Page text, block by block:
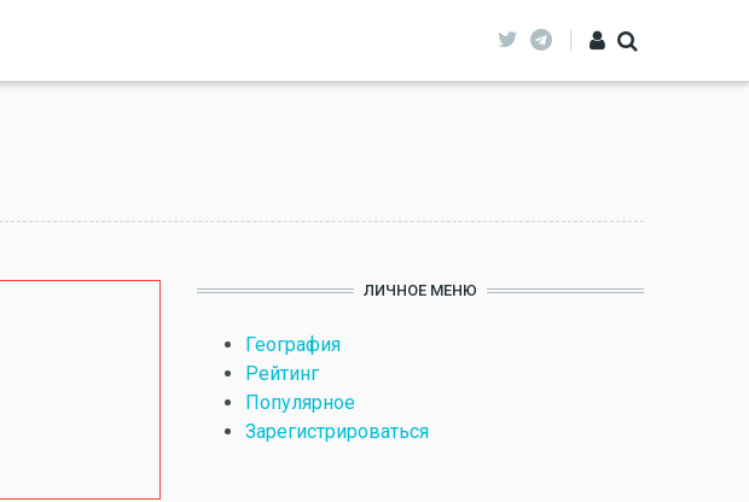
ЛИЧНОЕ МЕНЮ
География
Рейтинг
Популярное
Зарегистрироваться